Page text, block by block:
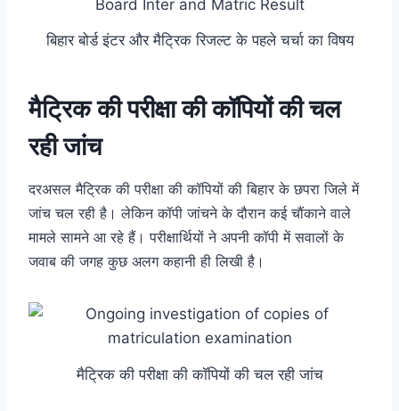
बिहार बोर्ड इंटर और मैट्रिक रिजल्ट के पहले चर्चा का विषय
मैट्रिक की परीक्षा की कॉपियों की चल
रही जांच
दरअसल मैट्रिक की परीक्षा की कॉपियों की बिहार के छपरा जिले में
जांच चल रही है। लेकिन कॉपी जांचने के दौरान कई चौंकाने वाले
मामले सामने आ रहे हैं। परीक्षार्थियों ने अपनी कॉपी में सवालों के
जवाब की जगह कुछ अलग कहानी ही लिखी है।
मैट्रिक की परीक्षा की कॉपियों की चल रही जांच